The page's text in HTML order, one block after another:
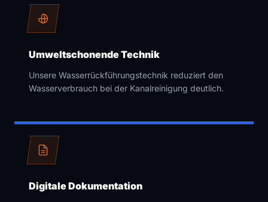
Umweltschonende Technik
Unsere Wasserrückführungstechnik reduziert den
Wasserverbrauch bei der Kanalreinigung deutlich.
Digitale Dokumentation